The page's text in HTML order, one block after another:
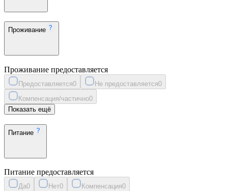
Проживание
Проживание предоставляется
Предоставляется0 Не предоставляется0
Компенсация/частично0
Показать ещё
Питание
Питание предоставляется
Да0 Нет0 Компенсация0